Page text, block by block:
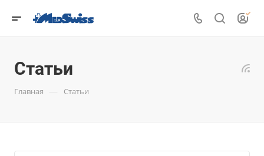
Статьи
Главная — Статьи